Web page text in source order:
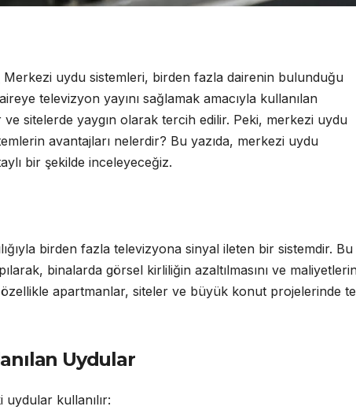
Merkezi uydu sistemleri, birden fazla dairenin bulunduğu
televizyon yayını sağlamak amacıyla kullanılan
sitelerde yaygın olarak tercih edilir. Peki, merkezi uydu
avantajları nelerdir? Bu yazıda, merkezi uydu
bir şekilde inceleyeceğiz.
birden fazla televizyona sinyal ileten bir sistemdir. Bu
binalarda görsel kirliliğin azaltılmasını ve
apartmanlar, siteler ve büyük konut projelerinde
Uydular
kullanılır: